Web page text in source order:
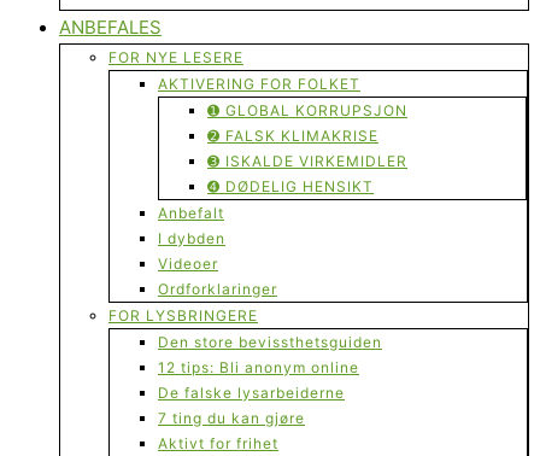
ANBEFALES
FOR NYE LESERE
AKTIVERING FOR FOLKET
➊ GLOBAL KORRUPSJON
➋ FALSK KLIMAKRISE
➌ ISKALDE VIRKEMIDLER
➍ DØDELIG HENSIKT
Anbefalt
I dybden
Videoer
Ordforklaringer
FOR LYSBRINGERE
Den store bevissthetsguiden
12 tips: Bli anonym online
De falske lysarbeiderne
7 ting du kan gjøre
Aktivt for frihet